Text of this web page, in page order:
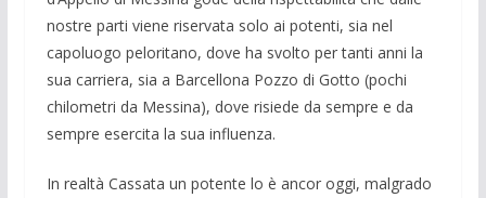
nostre parti viene riservata solo ai potenti, sia nel
capoluogo peloritano, dove ha svolto per tanti anni la
sua carriera, sia a Barcellona Pozzo di Gotto (pochi
chilometri da Mes­sina), dove risiede da sempre e da
sempre esercita la sua influenza.
In realtà Cassata un potente lo è ancor oggi, malgrado